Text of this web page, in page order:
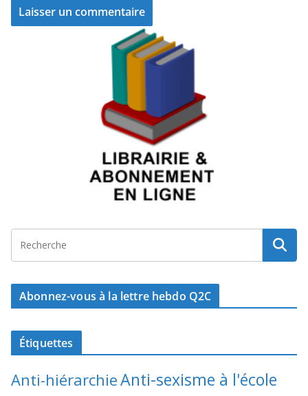
Abonnez-vous à la lettre hebdo Q2C
Étiquettes
Anti-hiérarchieAnti-sexisme à l'école